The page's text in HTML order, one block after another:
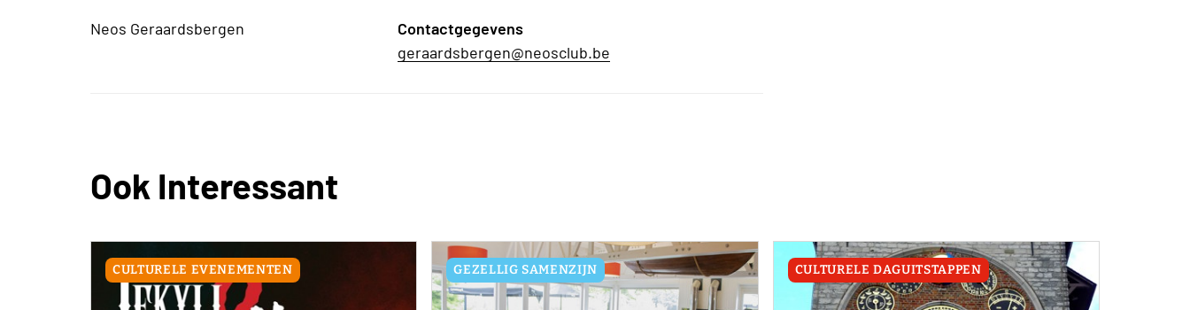
Neos Geraardsbergen
Contactgegevens
geraardsbergen@neosclub.be
Ook Interessant
CULTURELE EVENEMENTEN GEZELLIG SAMENZIJN CULTURELE DAGUITSTAPPEN